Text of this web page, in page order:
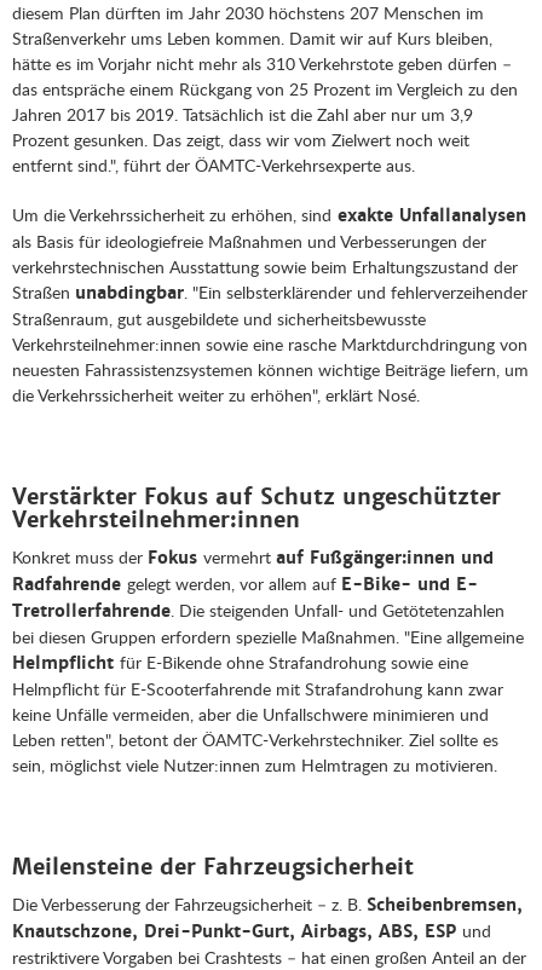
diesem Plan dürften im Jahr 2030 höchstens 207 Menschen im
Straßenverkehr ums Leben kommen. Damit wir auf Kurs bleiben,
hätte es im Vorjahr nicht mehr als 310 Verkehrstote geben dürfen –
das entspräche einem Rückgang von 25 Prozent im Vergleich zu den
Jahren 2017 bis 2019. Tatsächlich ist die Zahl aber nur um 3,9
Prozent gesunken. Das zeigt, dass wir vom Zielwert noch weit
entfernt sind.", führt der ÖAMTC-Verkehrsexperte aus.
Um die Verkehrssicherheit zu erhöhen, sind exakte Unfallanalysen
als Basis für ideologiefreie Maßnahmen und Verbesserungen der
verkehrstechnischen Ausstattung sowie beim Erhaltungszustand der
Straßen unabdingbar. "Ein selbsterklärender und fehlerverzeihender
Straßenraum, gut ausgebildete und sicherheitsbewusste
Verkehrsteilnehmer:innen sowie eine rasche Marktdurchdringung von
neuesten Fahrassistenzsystemen können wichtige Beiträge liefern, um
die Verkehrssicherheit weiter zu erhöhen", erklärt Nosé.
Verstärkter Fokus auf Schutz ungeschützter
Verkehrsteilnehmer:innen
Konkret muss der Fokus vermehrt auf Fußgänger:innen und
Radfahrende gelegt werden, vor allem auf E-Bike- und E-
Tretrollerfahrende. Die steigenden Unfall- und Getötetenzahlen
bei diesen Gruppen erfordern spezielle Maßnahmen. "Eine allgemeine
Helmpflicht für E-Bikende ohne Strafandrohung sowie eine
Helmpflicht für E-Scooterfahrende mit Strafandrohung kann zwar
keine Unfälle vermeiden, aber die Unfallschwere minimieren und
Leben retten", betont der ÖAMTC-Verkehrstechniker. Ziel sollte es
sein, möglichst viele Nutzer:innen zum Helmtragen zu motivieren.
Meilensteine der Fahrzeugsicherheit
Die Verbesserung der Fahrzeugsicherheit – z. B. Scheibenbremsen,
Knautschzone, Drei-Punkt-Gurt, Airbags, ABS, ESP und
restriktivere Vorgaben bei Crashtests – hat einen großen Anteil an der